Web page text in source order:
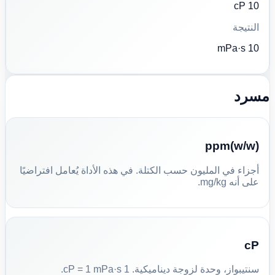
10 cP
النتيجة
10 mPa·s
مسرد
ppm(w/w)
أجزاء في المليون حسب الكتلة. في هذه الأداة يُعامل افتراضيًا
على أنه mg/kg.
cP
سنتيبواز، وحدة لزوجة ديناميكية. 1 cP = 1 mPa·s.